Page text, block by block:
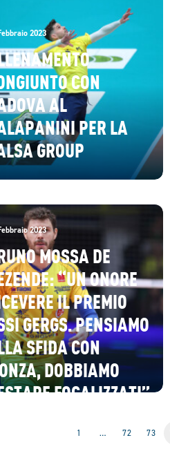
2023
CON
AL
PER LA
GROUP
2023
MOSSA DE
“UN ONORE
IL PREMIO
GERGS. PENSIAMO
SFIDA CON
DOBBIAMO
FOCALIZZATI”
1 … 72 73